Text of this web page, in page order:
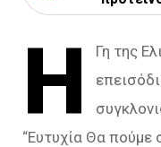
Η
Γη της
“Ευτυχία Θα πούμε